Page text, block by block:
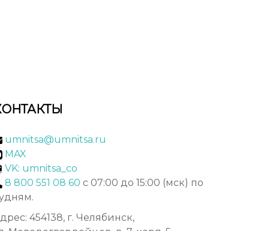
umnitsa@umnitsa.ru
MAX
VK: umnitsa_co
8 800 551 08 60 с 07:00 до 15:00 (мск) по
454138, г. Челябинск,